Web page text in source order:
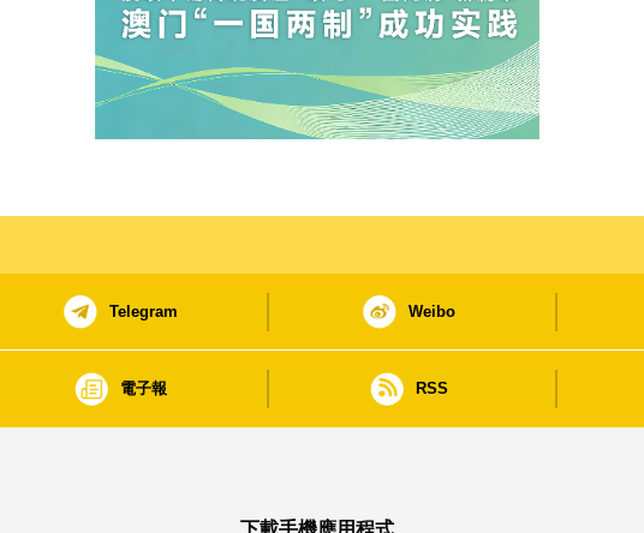
Telegram Weibo
電子報 RSS
下載手機應用程式